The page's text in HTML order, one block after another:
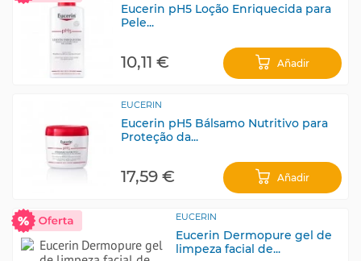
Eucerin pH5 Loção Enriquecida para
Pele...
10,11 € Añadir
EUCERIN
Eucerin pH5 Bálsamo Nutritivo para
Proteção da...
17,59 € Añadir
EUCERIN
Eucerin Dermopure gel de
limpeza facial de...